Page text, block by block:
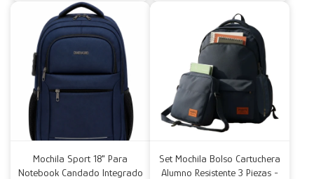
Mochila Sport 18" Para
Notebook Candado Integrado
Set Mochila Bolso Cartuchera
Alumno Resistente 3 Piezas -